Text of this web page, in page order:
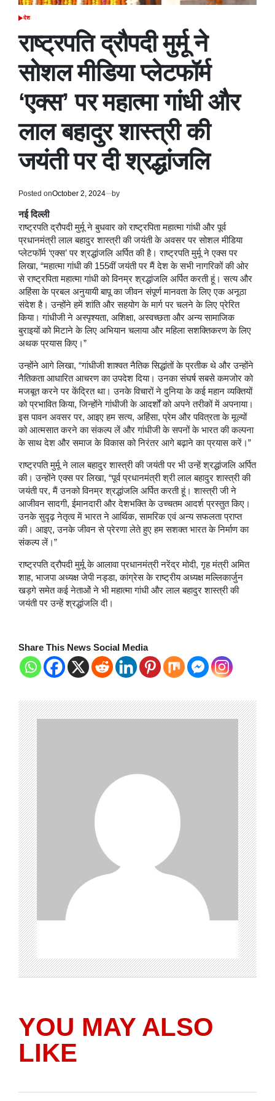
POSTED
देश
राष्ट्रपति द्रौपदी मुर्मू ने
सोशल मीडिया प्लेटफॉर्म
‘एक्स’ पर महात्मा गांधी और
लाल बहादुर शास्त्री की
जयंती पर दी श्रद्धांजलि
Posted onOctober 2, 2024 by
नई दिल्ली
राष्ट्रपति द्रौपदी मुर्मू ने बुधवार को राष्ट्रपिता महात्मा गांधी और पूर्व
प्रधानमंत्री लाल बहादुर शास्त्री की जयंती के अवसर पर सोशल मीडिया
प्लेटफॉर्म ‘एक्स’ पर श्रद्धांजलि अर्पित की है। राष्ट्रपति मुर्मू ने एक्स पर
लिखा, “महात्मा गांधी की 155वीं जयंती पर मैं देश के सभी नागरिकों की ओर
से राष्ट्रपिता महात्मा गांधी को विनम्र श्रद्धांजलि अर्पित करती हूं। सत्य और
अहिंसा के प्रबल अनुयायी बापू का जीवन संपूर्ण मानवता के लिए एक अनूठा
संदेश है। उन्होंने हमें शांति और सहयोग के मार्ग पर चलने के लिए प्रेरित
किया। गांधीजी ने अस्पृश्यता, अशिक्षा, अस्वच्छता और अन्य सामाजिक
बुराइयों को मिटाने के लिए अभियान चलाया और महिला सशक्तिकरण के लिए
अथक प्रयास किए।”
उन्होंने आगे लिखा, “गांधीजी शाश्वत नैतिक सिद्धांतों के प्रतीक थे और उन्होंने
नैतिकता आधारित आचरण का उपदेश दिया। उनका संघर्ष सबसे कमजोर को
मजबूत करने पर केंद्रित था। उनके विचारों ने दुनिया के कई महान व्यक्तियों
को प्रभावित किया, जिन्होंने गांधीजी के आदर्शों को अपने तरीकों में अपनाया।
इस पावन अवसर पर, आइए हम सत्य, अहिंसा, प्रेम और पवित्रता के मूल्यों
को आत्मसात करने का संकल्प लें और गांधीजी के सपनों के भारत की कल्पना
के साथ देश और समाज के विकास को निरंतर आगे बढ़ाने का प्रयास करें।”
राष्ट्रपति मुर्मू ने लाल बहादुर शास्त्री की जयंती पर भी उन्हें श्रद्धांजलि अर्पित
की। उन्होंने एक्स पर लिखा, “पूर्व प्रधानमंत्री श्री लाल बहादुर शास्त्री की
जयंती पर, मैं उनको विनम्र श्रद्धांजलि अर्पित करती हूं। शास्त्री जी ने
आजीवन सादगी, ईमानदारी और देशभक्ति के उच्चतम आदर्श प्रस्तुत किए।
उनके सुदृढ़ नेतृत्व में भारत ने आर्थिक, सामरिक एवं अन्य सफलता प्राप्त
की। आइए, उनके जीवन से प्रेरणा लेते हुए हम सशक्त भारत के निर्माण का
संकल्प लें।”
राष्ट्रपति द्रौपदी मुर्मू के आलावा प्रधानमंत्री नरेंद्र मोदी, गृह मंत्री अमित
शाह, भाजपा अध्यक्ष जेपी नड्डा, कांग्रेस के राष्ट्रीय अध्यक्ष मल्लिकार्जुन
खड़गे समेत कई नेताओं ने भी महात्मा गांधी और लाल बहादुर शास्त्री की
जयंती पर उन्हें श्रद्धांजलि दी।
Share This News Social Media
YOU MAY ALSO
LIKE